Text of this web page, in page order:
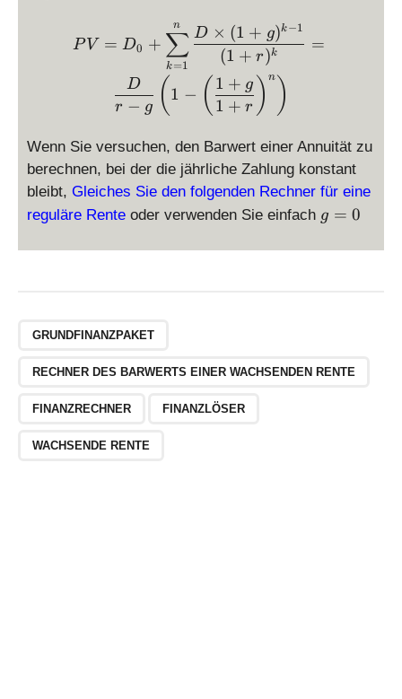
PV = D_0 +
PV = D0 +
k=1
∑
n
(1 + r)k
D × (1 + g)k−1
=
r − g
D ( 1 − ( 1 + r
1 + g ) n )
Wenn Sie versuchen, den Barwert einer Annuität zu
berechnen, bei der die jährliche Zahlung konstant
bleibt, Gleiches Sie den folgenden Rechner für eine
reguläre Rente oder verwenden Sie einfach g
0
g = 0
GRUNDFINANZPAKET
RECHNER DES BARWERTS EINER WACHSENDEN RENTE
FINANZRECHNER FINANZLÖSER
WACHSENDE RENTE